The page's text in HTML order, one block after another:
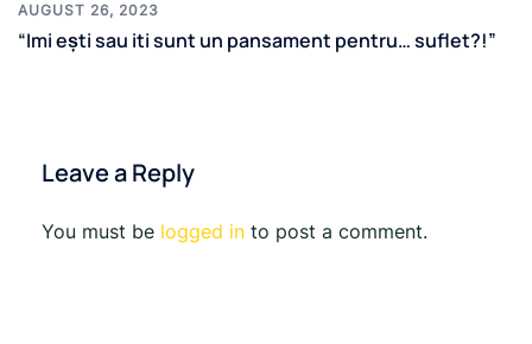
AUGUST 26, 2023
“Imi ești sau iti sunt un pansament pentru… suflet?!”
Leave a Reply
You must be logged in to post a comment.